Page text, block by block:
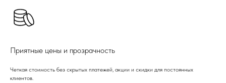
Приятные цены и прозрачность
Четкая стоимость без скрытых платежей, акции и скидки для постоянных
клиентов.